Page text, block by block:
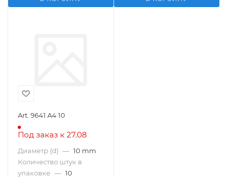
Art. 9641 A4 10
Под заказ к 27.08
Диаметр (d) — 10 mm
Количество штук в
упаковке — 10